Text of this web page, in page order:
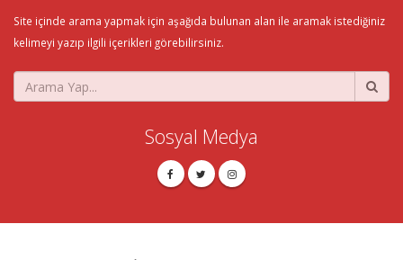
Site içinde arama yapmak için aşağıda bulunan alan ile aramak istediğiniz
kelimeyi yazıp ilgili içerikleri görebilirsiniz.
Sosyal Medya